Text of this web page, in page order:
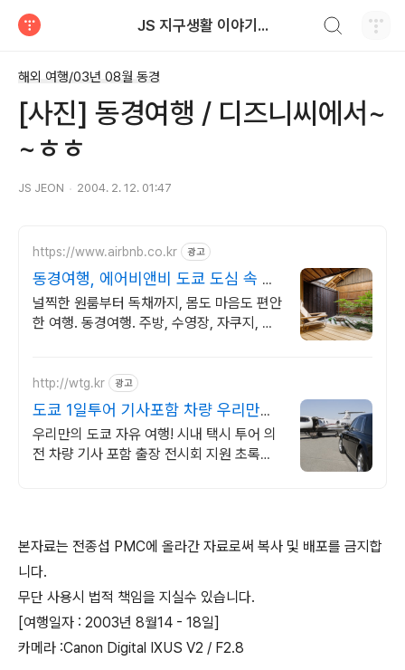
JS 지구생활 이야기...
해외 여행/03년 08월 동경
[사진] 동경여행 / 디즈니씨에서~
~ㅎㅎ
JS JEON 2004. 2. 12. 01:47
https://www.airbnb.co.kr 광고
동경여행, 에어비앤비 도쿄 도심 속 나
만의 숙소
널찍한 원룸부터 독채까지, 몸도 마음도 편안
한 여행. 동경여행. 주방, 수영장, 자쿠지, 아
http://wtg.kr 광고
도쿄 1일투어 기사포함 차량 우리만의
프라이빗 전용 차량
우리만의 도쿄 자유 여행! 시내 택시 투어 의
전 차량 기사 포함 출장 전시회 지원 초록색
본자료는 전종섭 PMC에 올라간 자료로써 복사 및 배포를 금지합
니다.
무단 사용시 법적 책임을 지실수 있습니다.
[여행일자 : 2003년 8월14 - 18일]
카메라 :Canon Digital IXUS V2 / F2.8